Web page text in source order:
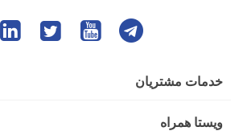
خدمات مشتریان
ویستا همراه